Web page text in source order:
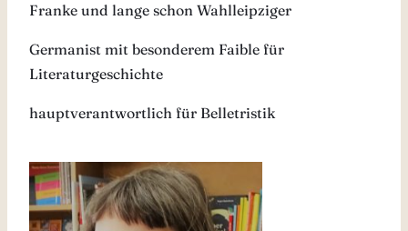
Franke und lange schon Wahlleipziger
Germanist mit besonderem Faible für
Literaturgeschichte
hauptverantwortlich für Belletristik